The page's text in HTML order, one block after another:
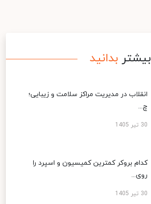
بیشتر بدانید
انقلاب در مدیریت مراکز سلامت و زیبایی؛
چ...
30 تیر 1405
کدام بروکر کمترین کمیسیون و اسپرد را
روی...
30 تیر 1405